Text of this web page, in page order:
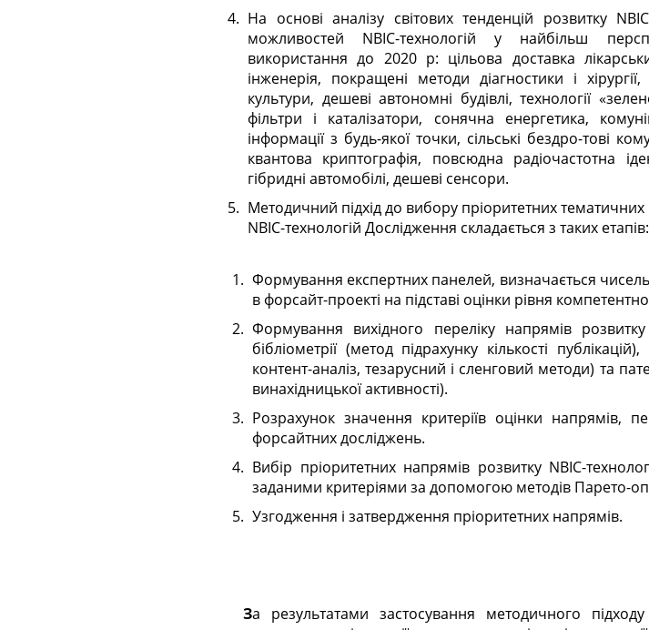
На основі аналізу світових тенденцій розвитку
можливостей NBIC-технологій у найбільш
використання до 2020 р: цільова доставка
інженерія, покращені методи діагностики і
культури, дешеві автономні будівлі, технології
фільтри і каталізатори, сонячна енергетика,
інформації з будь-якої точки, сільські бездро-тові
квантова криптографія, повсюдна радіочастотна
гібридні автомобілі, дешеві сенсори.
Методичний підхід до вибору пріоритетних
NBIC-технологій Дослідження складається з таких етапів:
Формування експертних панелей, визначається
в форсайт-проекті на підставі оцінки рівня
Формування вихідного переліку напрямів
бібліометрії (метод підрахунку кількості
контент-аналіз, тезарусний і сленговий методи) та
винахідницької активності).
Розрахунок значення критеріїв оцінки напрямів,
форсайтних досліджень.
Вибір пріоритетних напрямів розвитку NBIC-
заданими критеріями за допомогою методів Парето-
Узгодження і затвердження пріоритетних напрямів.
За результатами застосування методичного підходу виявлено, що пріоритетними напрямками